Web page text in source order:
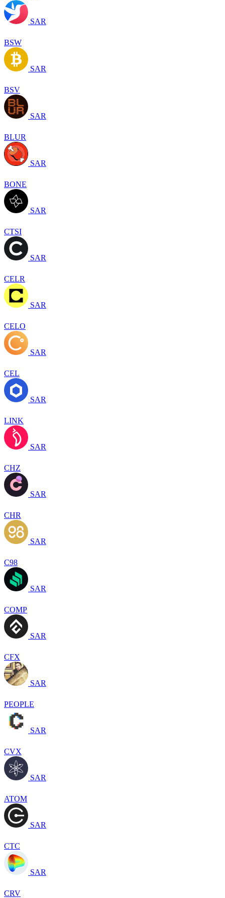
SAR
BSW
SAR
BSV
SAR
BLUR
SAR
BONE
SAR
CTSI
SAR
CELR
SAR
CELO
SAR
CEL
SAR
LINK
SAR
CHZ
SAR
CHR
SAR
C98
SAR
COMP
SAR
CFX
SAR
PEOPLE
SAR
CVX
SAR
ATOM
SAR
CTC
SAR
CRV